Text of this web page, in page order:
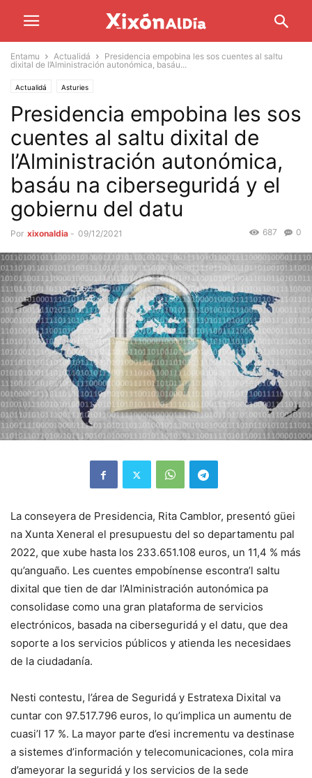
Entamu Actualidá
Presidencia empobina les sos cuentes al saltu
dixital de l’Alministración autonómica, basáu...
Actualidá Asturies
Presidencia empobina les sos
cuentes al saltu dixital de
l’Alministración autonómica,
basáu na ciberseguridá y el
gobiernu del datu
Por xixonaldia - 09/12/2021 0
687
La conseyera de Presidencia, Rita Camblor, presentó güei
na Xunta Xeneral el presupuestu del so departamentu pal
2022, que xube hasta los 233.651.108 euros, un 11,4 % más
qu’anguaño. Les cuentes empobínense escontra’l saltu
dixital que tien de dar l’Alministración autonómica pa
consolidase como una gran plataforma de servicios
electrónicos, basada na ciberseguridá y el datu, que dea
soporte a los servicios públicos y atienda les necesidaes
de la ciudadanía.
Nesti contestu, l’área de Seguridá y Estratexa Dixital va
cuntar con 97.517.796 euros, lo qu’implica un aumentu de
cuasi’l 17 %. La mayor parte d’esi incrementu va destinase
a sistemes d’información y telecomunicaciones, cola mira
d’ameyorar la seguridá y los servicios de la sede